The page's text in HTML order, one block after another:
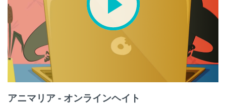
アニマリア - オンラインヘイト